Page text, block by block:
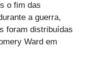
o fim das
a guerra,
foram distribuídas
Ward em